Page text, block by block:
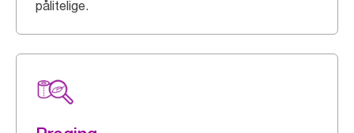
pålitelige.